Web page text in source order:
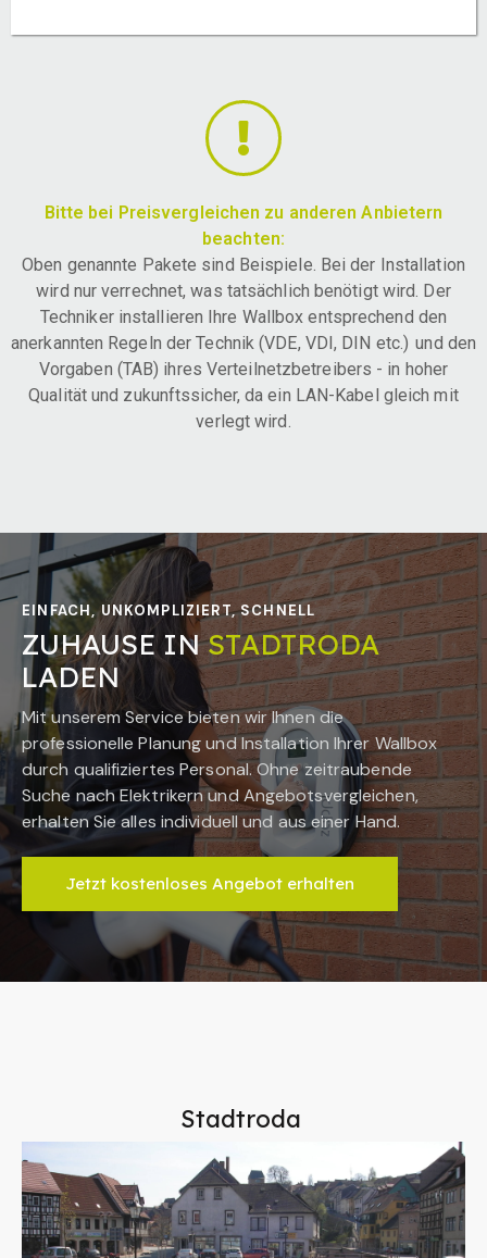
Bitte bei Preisvergleichen zu anderen Anbietern
beachten:
Oben genannte Pakete sind Beispiele. Bei der Installation
wird nur verrechnet, was tatsächlich benötigt wird. Der
Techniker installieren Ihre Wallbox entsprechend den
anerkannten Regeln der Technik (VDE, VDI, DIN etc.) und den
Vorgaben (TAB) ihres Verteilnetzbetreibers - in hoher
Qualität und zukunftssicher, da ein LAN-Kabel gleich mit
verlegt wird.
EINFACH, UNKOMPLIZIERT, SCHNELL
ZUHAUSE INSTADTRODA
LADEN
Mit unserem Service bieten wir Ihnen die
professionelle Planung und Installation Ihrer Wallbox
durch qualifiziertes Personal. Ohne zeitraubende
Suche nach Elektrikern und Angebotsvergleichen,
erhalten Sie alles individuell und aus einer Hand.
Jetzt kostenloses Angebot erhalten
Stadtroda